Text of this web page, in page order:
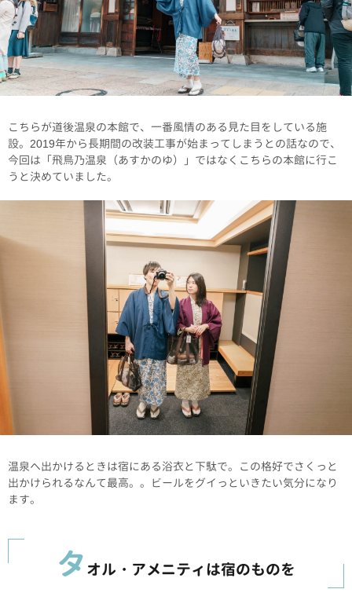
こちらが道後温泉の本館で、一番風情のある見た目をしている施
設。2019年から長期間の改装工事が始まってしまうとの話なので、
今回は「飛鳥乃温泉（あすかのゆ）」ではなくこちらの本館に行こ
うと決めていました。
温泉へ出かけるときは宿にある浴衣と下駄で。この格好でさくっと
出かけられるなんて最高。。ビールをグイっといきたい気分になり
ます。
タオル・アメニティは宿のものを